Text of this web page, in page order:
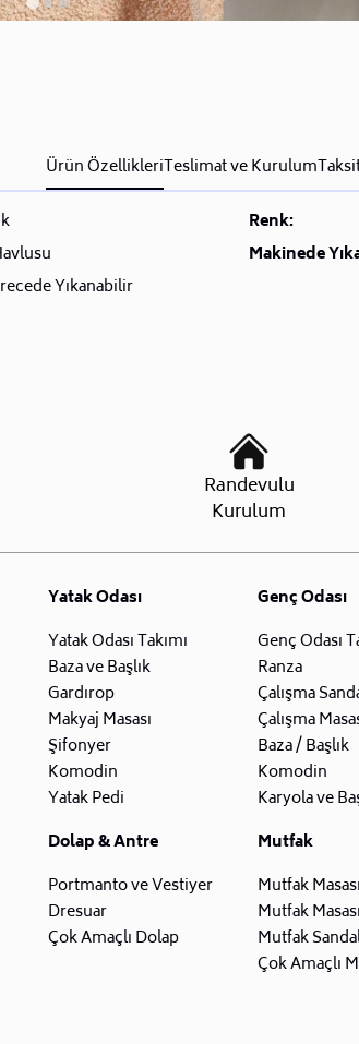
Ürün ÖzellikleriTeslimat ve Kurulum
Renk:
Makinede
Yıkanabilir
Randevulu
Kurulum
Yatak Odası
Yatak Odası Takımı
Baza ve Başlık
Gardırop
Makyaj Masası
Şifonyer
Komodin
Yatak Pedi
Genç Odası
Genç Odası
Ranza
Çalışma
Çalışma
Baza / Başlık
Komodin
Karyola ve
Dolap & Antre
Portmanto ve Vestiyer
Dresuar
Çok Amaçlı Dolap
Mutfak
Mutfak
Mutfak Masası
Mutfak
Çok Amaçlı